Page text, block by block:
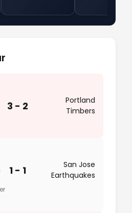
3 - 2
Portland
Timbers
1 - 1
San Jose
Earthquakes